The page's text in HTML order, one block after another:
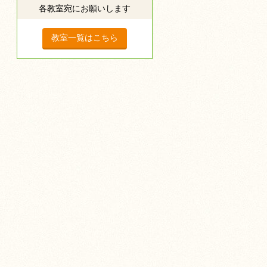
各教室宛にお願いします
教室一覧はこちら